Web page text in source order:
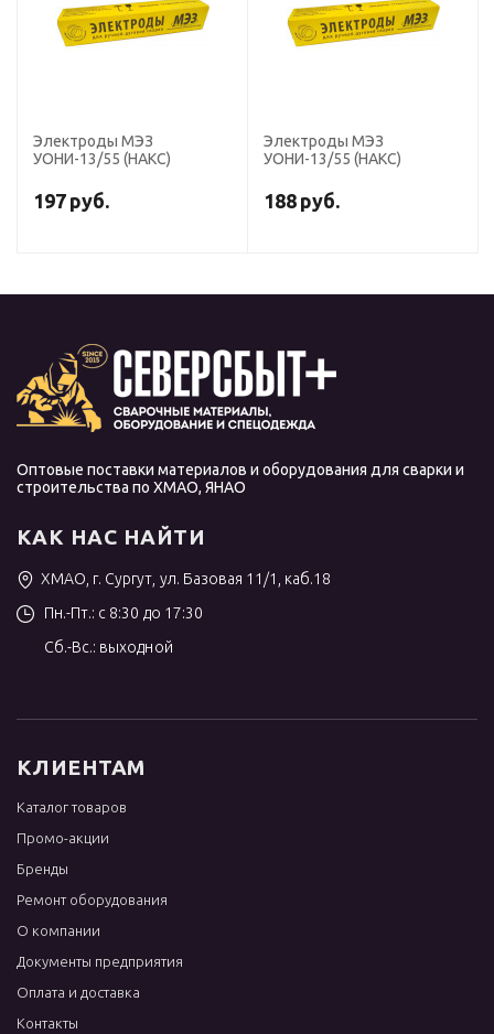
Электроды МЭЗ
УОНИ-13/55 (НАКС)
197 руб.
Электроды МЭЗ
УОНИ-13/55 (НАКС)
188 руб.
Оптовые поставки материалов и оборудования для сварки и
строительства по ХМАО, ЯНАО
КАК НАС НАЙТИ
ХМАО, г. Сургут, ул. Базовая 11/1, каб.18
Пн.-Пт.: с 8:30 до 17:30
Сб.-Вс.: выходной
КЛИЕНТАМ
Каталог товаров
Промо-акции
Бренды
Ремонт оборудования
О компании
Документы предприятия
Оплата и доставка
Контакты